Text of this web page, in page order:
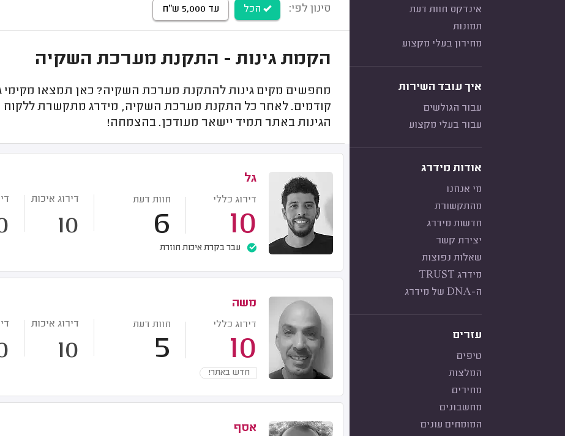
אינדקס חוות דעת
תמונות
מחירון בעלי מקצוע
איך עובד השירות
עבור הגולשים
עבור בעלי מקצוע
אודות מידרג
מי אנחנו
מהתקשורת
חדשות מידרג
יצירת קשר
שאלות נפוצות
מידרג TRUST
ה-DNA של מידרג
עזרים
טיפים
המלצות
מחירים
מחשבונים
המומחים עונים
סינון לפי: הכל עד 5,000 ש"ח
הקמת גינות - התקנת מערכת השקיה
מחפשים מקים גינות להתקנת מערכת השקיה? כאן תמצאו מקימי
קודמים. לאחר כל התקנת מערכת השקיה, מידרג מתקשרת ללקוח
הגינות באתר תמיד יישאר מעודכן. בהצמחה!
גל
דירוג כללי
10
חוות דעת
6
דירוג איכות
10
עבר בקרת איכות חוזרת
משה
דירוג כללי
10
חוות דעת
5
דירוג איכות
10
חדש באתר!
אסף